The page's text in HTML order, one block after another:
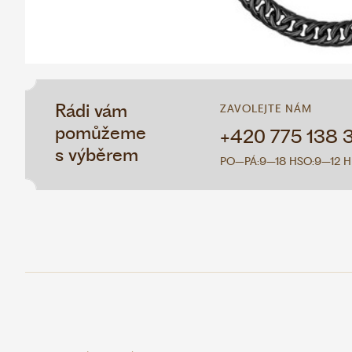
Rádi vám
pomůžeme
s výběrem
ZAVOLEJTE NÁM
+420 775 138
PO–PÁ:9–18 HSO:9–12 H